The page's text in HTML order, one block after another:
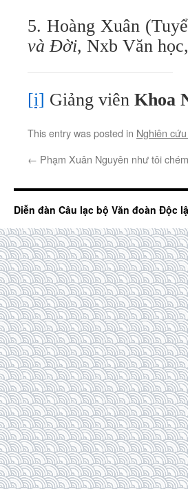
5. Hoàng Xuân
và Đời, Nxb Văn
[i] Giảng viên Khoa
This entry was posted in Nghiên
← Phạm Xuân Nguyên như tôi
Diễn đàn Câu lạc bộ Văn đoàn Độc